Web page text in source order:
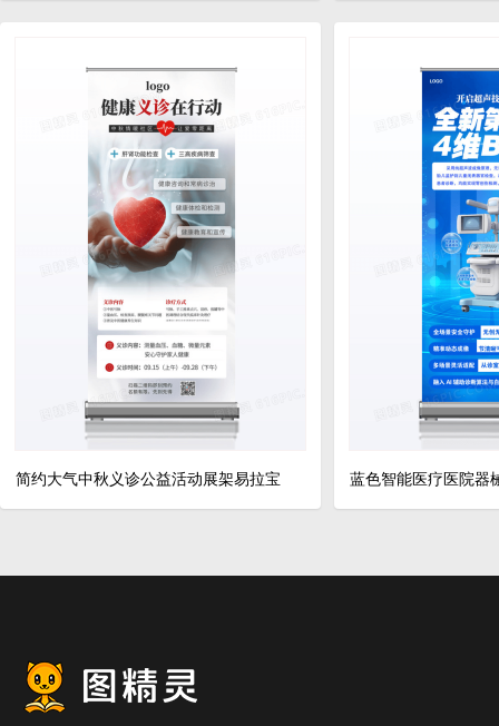
简约大气中秋义诊公益活动展架易拉宝